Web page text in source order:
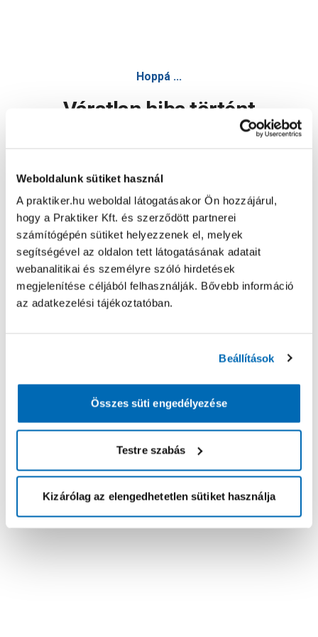
Weboldalunk sütiket használ
A praktiker.hu weboldal látogatásakor Ön hozzájárul,
hogy a Praktiker Kft. és szerződött partnerei
számítógépén sütiket helyezzenek el, melyek
segítségével az oldalon tett látogatásának adatait
webanalitikai és személyre szóló hirdetések
megjelenítése céljából felhasználják. Bővebb információ
az adatkezelési tájékoztatóban.
Beállítások
Összes süti engedélyezése
Testre szabás
Kizárólag az elengedhetetlen sütiket használja
Hoppá ...
Váratlan hiba történt
Oldal újratöltése